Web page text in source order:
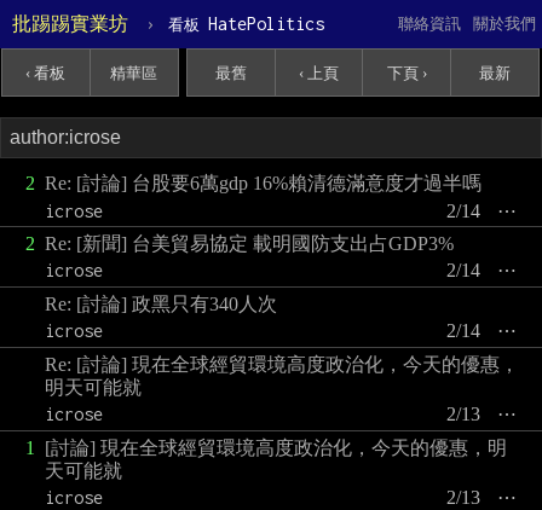
批踢踢實業坊 › 看板 HatePolitics 關於我們
聯絡資訊
‹ 看板 精華區 最舊 ‹ 上頁 下頁 › 最新
2 Re: [討論] 台股要6萬gdp 16%賴清德滿意度才過半嗎
icrose
⋯
2/14
2 Re: [新聞] 台美貿易協定 載明國防支出占GDP3%
icrose
⋯
2/14
Re: [討論] 政黑只有340人次
icrose
⋯
2/14
Re: [討論] 現在全球經貿環境高度政治化，今天的優惠，
明天可能就
icrose
⋯
2/13
1
[討論] 現在全球經貿環境高度政治化，今天的優惠，明
天可能就
icrose
⋯
2/13